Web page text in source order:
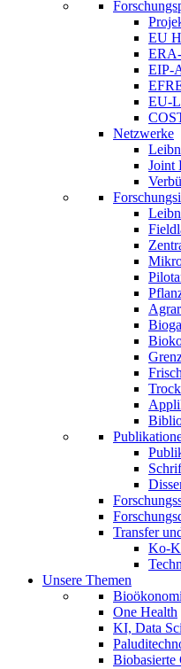
EU
EIP-
EU-
Netzwerke
Joint
Transfer
Ko-
Unsere Themen
One Health
KI, Data
Biobasierte